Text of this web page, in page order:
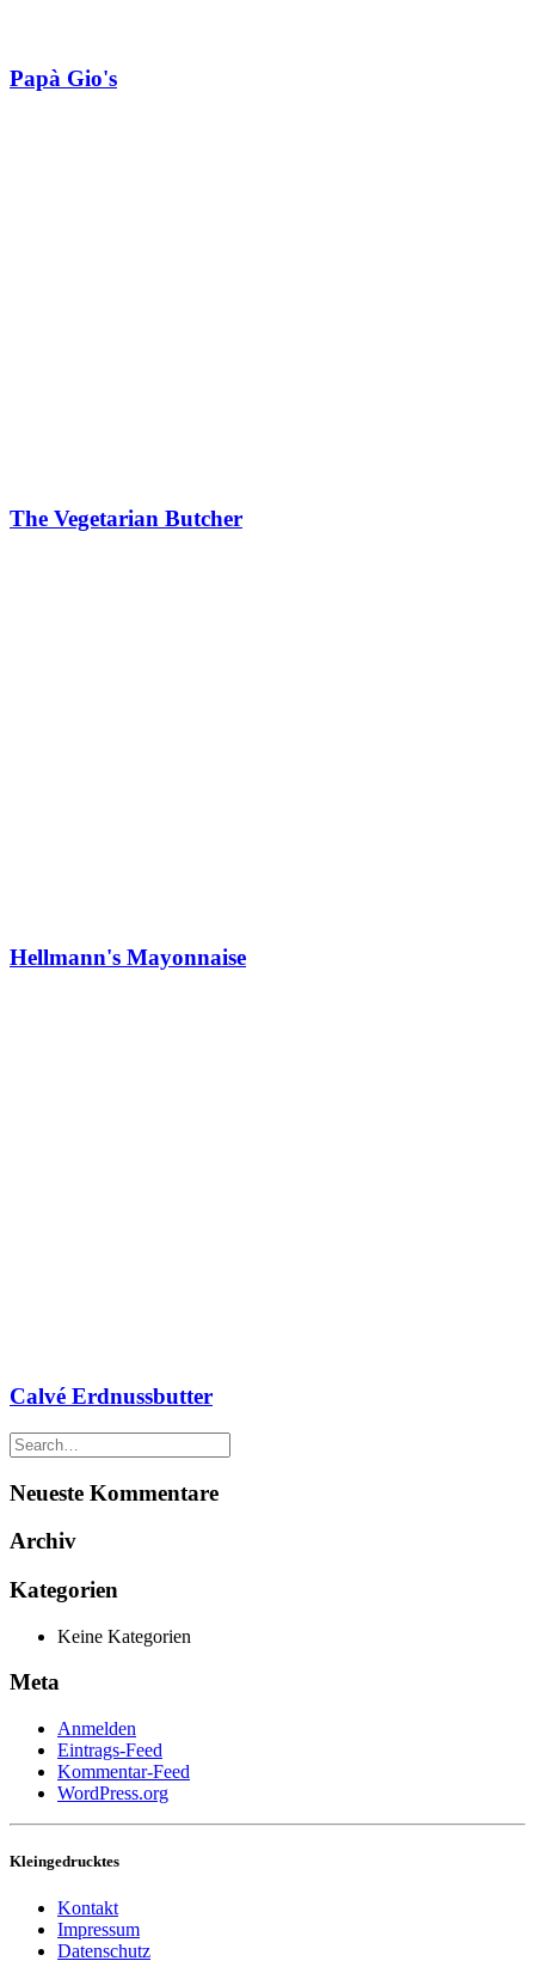
Papà Gio's
The Vegetarian Butcher
Hellmann's Mayonnaise
Calvé Erdnussbutter
Neueste Kommentare
Archiv
Kategorien
Keine Kategorien
Meta
Anmelden
Eintrags-Feed
Kommentar-Feed
WordPress.org
Kleingedrucktes
Kontakt
Impressum
Datenschutz